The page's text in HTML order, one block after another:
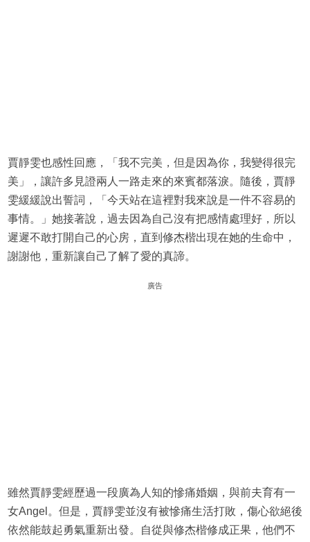
賈靜雯也感性回應，「我不完美，但是因為你，我變得很完
美」，讓許多見證兩人一路走來的來賓都落淚。隨後，賈靜
雯緩緩說出誓詞，「今天站在這裡對我來說是一件不容易的
事情。」她接著說，過去因為自己沒有把感情處理好，所以
遲遲不敢打開自己的心房，直到修杰楷出現在她的生命中，
謝謝他，重新讓自己了解了愛的真諦。
廣告
雖然賈靜雯經歷過一段廣為人知的慘痛婚姻，與前夫育有一
女Angel。但是，賈靜雯並沒有被慘痛生活打敗，傷心欲絕後
依然能鼓起勇氣重新出發。自從與修杰楷修成正果，他們不